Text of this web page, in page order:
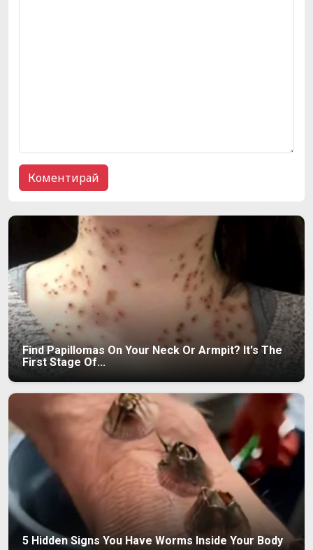
Find Papillomas On Your Neck Or Armpit? It's The
First Stage Of...
5 Hidden Signs You Have Worms Inside Your Body